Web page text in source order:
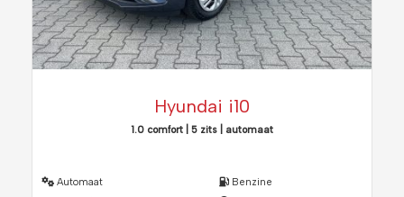
Hyundai i10
1.0 comfort | 5 zits | automaat
Automaat
Benzine